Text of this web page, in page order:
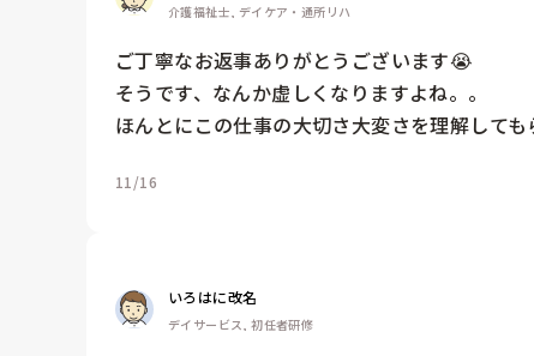
介護福祉士, デイケア・通所リハ
ご丁寧なお返事ありがとうございます😭
そうです、なんか虚しくなりますよね。。
ほんとにこの仕事の大切さ大変さを理解しても
11/16
いろはに改名
デイサービス, 初任者研修